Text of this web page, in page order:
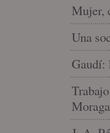
Mujer,
Una
Gaudí: